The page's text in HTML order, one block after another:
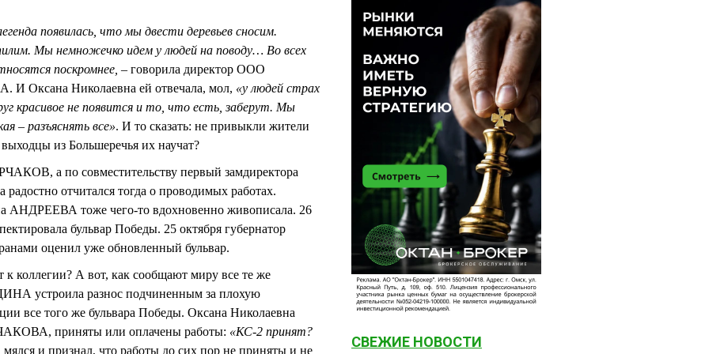
появилась, что мы двести деревьев сносим.
Мы немножечко идем у людей на поводу… Во всех
поскромнее, – говорила директор ООО
Оксана Николаевна ей отвечала, мол, «у людей страх
красивое не появится и то, что есть, заберут. Мы
– разъяснять все». И то сказать: не привыкли жители
из Большеречья их научат?
а по совместительству первый замдиректора
радостно отчитался тогда о проводимых работах.
АНДРЕЕВА тоже чего-то вдохновенно живописала. 26
бульвар Победы. 25 октября губернатор
оценил уже обновленный бульвар.
к коллегии? А вот, как сообщают миру все те же
устроила разнос подчиненным за плохую
все того же бульвара Победы. Оксана Николаевна
приняты или оплачены работы: «КС-2 принят?
и признал, что работы до сих пор не приняты и не
СВЕЖИЕ НОВОСТИ